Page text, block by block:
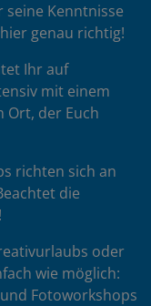
Kenntnisse
genau richtig!
Ihr auf
mit einem
Ort, der Euch
richten sich an
die
oder
wie möglich:
Fotoworkshops